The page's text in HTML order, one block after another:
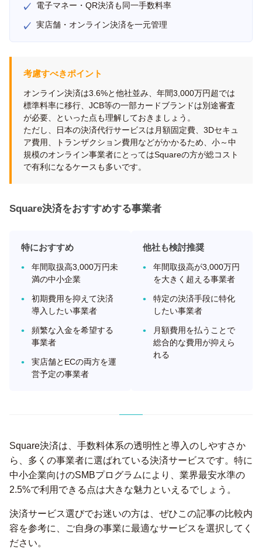
電子マネー・QR決済も同一手数料率
実店舗・オンライン決済を一元管理
考慮すべきポイント
オンライン決済は3.6%と他社並み、年間3,000万円超では
標準料率に移行、JCB等の一部カードブランドは別途審査
が必要、といった点も理解しておきましょう。
ただし、日本の決済代行サービスは月額固定費、3Dセキュ
ア費用、トランザクション費用などがかかるため、小～中
規模のオンライン事業者にとってはSquareの方が総コスト
で有利になるケースも多いです。
Square決済をおすすめする事業者
特におすすめ
年間取扱高3,000万円未
満の中小企業
初期費用を抑えて決済
導入したい事業者
頻繁な入金を希望する
事業者
実店舗とECの両方を運
営予定の事業者
他社も検討推奨
年間取扱高が3,000万円
を大きく超える事業者
特定の決済手段に特化
したい事業者
月額費用を払うことで
総合的な費用が抑えら
れる
Square決済は、手数料体系の透明性と導入のしやすさか
ら、多くの事業者に選ばれている決済サービスです。特に
中小企業向けのSMBプログラムにより、業界最安水準の
2.5%で利用できる点は大きな魅力といえるでしょう。
決済サービス選びでお迷いの方は、ぜひこの記事の比較内
容を参考に、ご自身の事業に最適なサービスを選択してく
ださい。